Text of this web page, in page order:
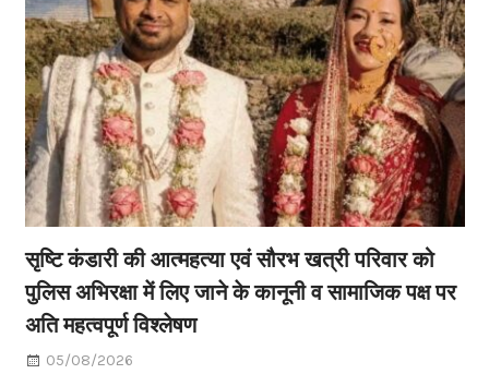
सृष्टि कंडारी की आत्महत्या एवं सौरभ खत्री परिवार को
पुलिस अभिरक्षा में लिए जाने के कानूनी व सामाजिक पक्ष पर
अति महत्वपूर्ण विश्लेषण
05/08/2026